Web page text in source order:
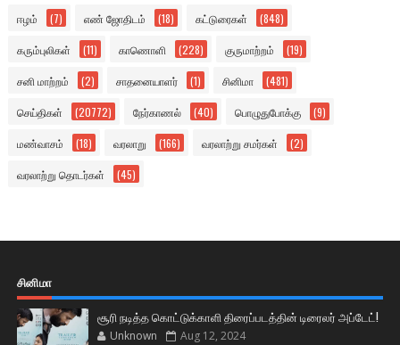
ஈழம் (7) எண் ஜோதிடம் (18) கட்டுரைகள் (848)
கரும்புலிகள் (11) காணொளி (228) குருமாற்றம் (19)
சனி மாற்றம் (2) சாதனையாளர் (1) சினிமா (481)
செய்திகள் (20772) நேர்காணல் (40) பொழுதுபோக்கு (9)
மண்வாசம் (18) வரலாறு (166) வரலாற்று சமர்கள் (2)
வரலாற்று தொடர்கள் (45)
சினிமா
சூரி நடித்த கொட்டுக்காளி திரைப்படத்தின் டிரைலர் அப்டேட்!
Unknown Aug 12, 2024